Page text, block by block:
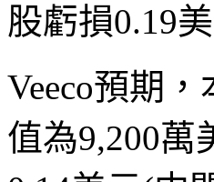
股虧損0.19
Veeco預期
值為9,200萬